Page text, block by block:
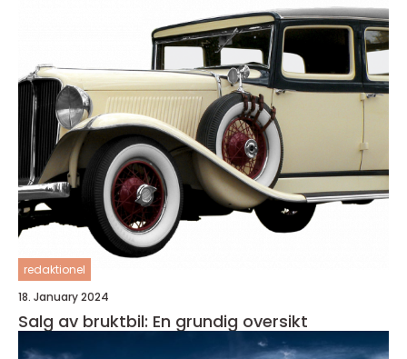
redaktionel
18. January 2024
Salg av bruktbil: En grundig oversikt